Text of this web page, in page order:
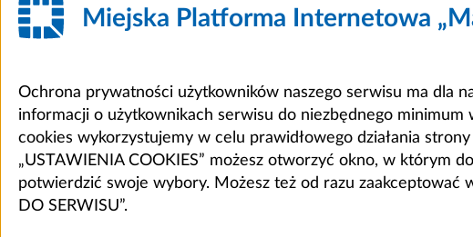
Miejska Platforma Internetowa
Ochrona prywatności użytkowników naszego serwisu ma dla
informacji o użytkownikach serwisu do niezbędnego minimum
cookies wykorzystujemy w celu prawidłowego działania
„USTAWIENIA COOKIES” możesz otworzyć okno, w którym
potwierdzić swoje wybory. Możesz też od razu zaakceptować
DO SERWISU”.